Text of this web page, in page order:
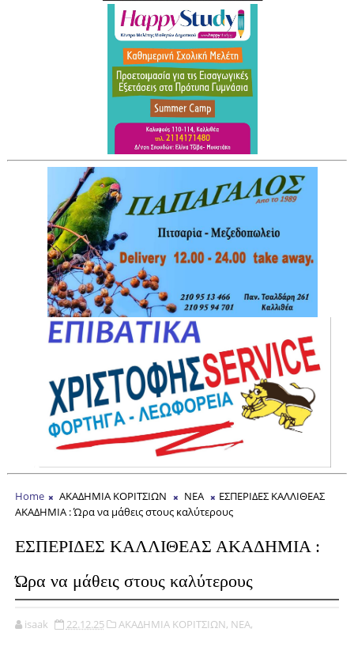
Home ΑΚΑΔΗΜΙΑ ΚΟΡΙΤΣΙΩΝ ΝΕΑ
ΕΣΠΕΡΙΔΕΣ ΚΑΛΛΙΘΕΑΣ
ΑΚΑΔΗΜΙΑ : Ώρα να μάθεις στους καλύτερους
ΕΣΠΕΡΙΔΕΣ ΚΑΛΛΙΘΕΑΣ ΑΚΑΔΗΜΙΑ :
Ώρα να μάθεις στους καλύτερους
isaak 22.12.25 ΑΚΑΔΗΜΙΑ ΚΟΡΙΤΣΙΩΝ, ΝΕΑ,